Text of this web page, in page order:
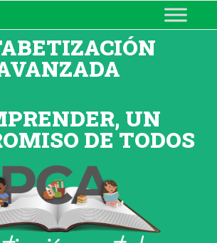
DE EDUCACIÓN
UN
DE TODOS